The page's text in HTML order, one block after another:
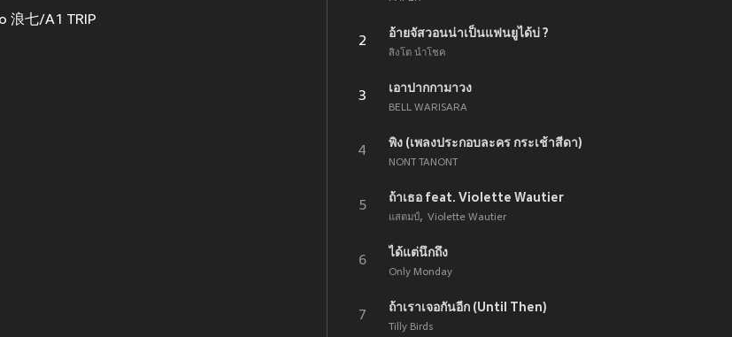
浪七/A1 TRIP
2
อ้ายจัสวอนน่าเป็นแฟนยูได้บ่ ?
สิงโต นำโชค
3
เอาปากกามาวง
BELL WARISARA
4
พิง (เพลงประกอบละคร กระเช้าสีดา)
NONT TANONT
5
ถ้าเธอ feat. Violette Wautier
แสตมป์ Violette Wautier
6
ได้แต่นึกถึง
Only Monday
7
ถ้าเราเจอกันอีก (Until Then)
Tilly Birds